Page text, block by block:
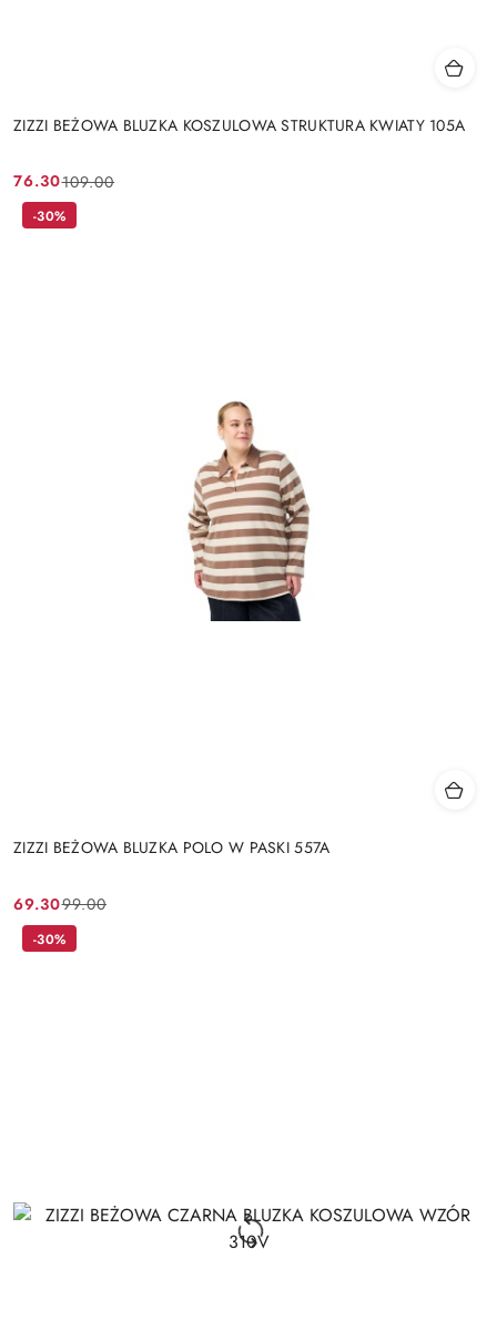
ZIZZI BEŻOWA BLUZKA KOSZULOWA STRUKTURA KWIATY 105A
Cena
promocyjna:
76.30
Cena
przed
109.00
ZIZZI BEŻOWA BLUZKA POLO W PASKI 557A
Cena
promocyjna:
69.30
Cena
przed
99.00
-30%
-30%